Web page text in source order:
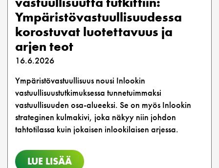
Ympäristövastuullisuudessa
korostuvat luotettavuus ja
arjen teot
16.6.2026
Ympäristövastuullisuus nousi Inlookin
vastuullisuustutkimuksessa tunnetuimmaksi
vastuullisuuden osa-alueeksi. Se on myös Inlookin
strateginen kulmakivi, joka näkyy niin johdon
tahtotilassa kuin jokaisen inlookilaisen arjessa.
LUE LISÄÄ